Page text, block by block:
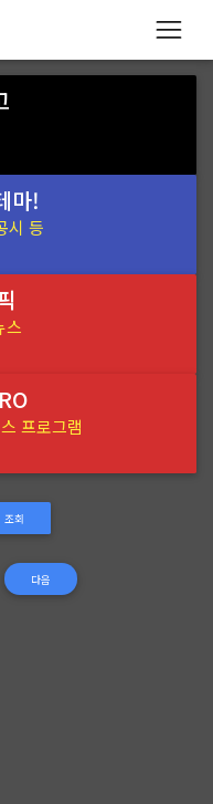
마!
시 등
스
프로그램
조회
다음